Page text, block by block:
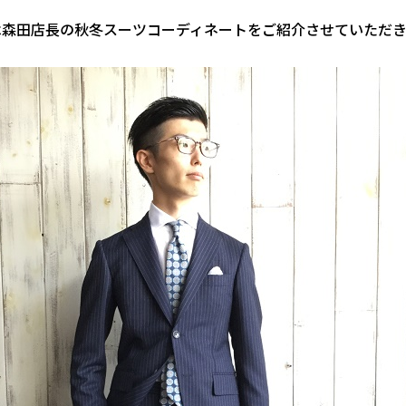
田店長の秋冬スーツコーディネートをご紹介させていただ